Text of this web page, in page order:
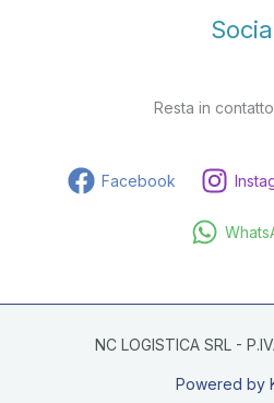
Resta in
Facebook
NC LOGISTICA SRL -
Powered by